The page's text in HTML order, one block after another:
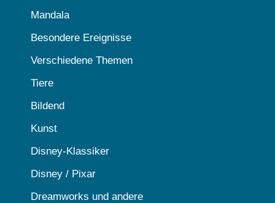
Mandala
Besondere Ereignisse
Verschiedene Themen
Tiere
Bildend
Kunst
Disney-Klassiker
Disney / Pixar
Dreamworks und andere